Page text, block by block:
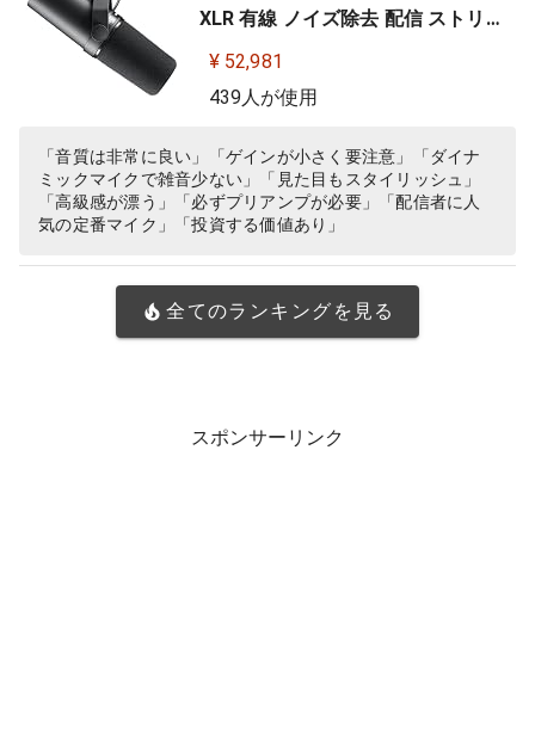
XLR 有線 ノイズ除去 配信 ストリー
ミング 音声 音楽 演奏 録音 レコーデ
ィング YouTube 実況 ゲーム ゲーミ
宅録 テレワーク【国内正規品/メー
カー保証2年】
¥ 52,981
439人が使用
「音質は非常に良い」「ゲインが小さく要注意」「ダイナ
ミックマイクで雑音少ない」「見た目もスタイリッシュ」
「高級感が漂う」「必ずプリアンプが必要」「配信者に人
気の定番マイク」「投資する価値あり」
全てのランキングを見る
スポンサーリンク